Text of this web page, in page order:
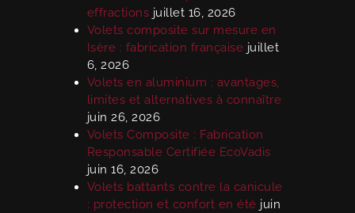
effractions juillet 16, 2026
Volets composite sur mesure en
Isère : fabrication française juillet
6, 2026
Volets en aluminium : avantages,
limites et alternatives à connaître
juin 26, 2026
Volets Composite : Fabrication
Responsable Certifiée EcoVadis
juin 16, 2026
Volets battants contre la canicule
: protection et confort en été juin